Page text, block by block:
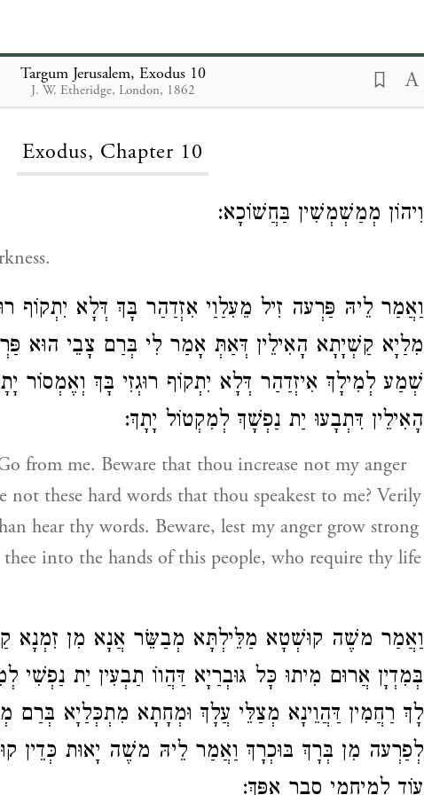
Targum Jerusalem, Exodus 10
J. W. Etheridge, London, 1862
Loading...
Exodus, Chapter 10
וִיהוֹן מְמַשְׁמְשִׁין בַּחֲשׁוֹכָא:
וַאֲמַר לֵיהּ פַּרְעה זִיל מֵעִלַוַי אִזְדַהַר בָּךְ דְּלָא יִתְקוֹף
מִלַיָא קַשְׁיָתָא הָאִילֵין דְּאַתְּ אָמַר לִי בְּרַם צָבֵי הוּא
שְׁמַע לְמִילָךְ אִיזְדַהַר דְּלָא יִתְקוֹף רוּגְזִי בָּךְ וְאֶמְסוֹר
הָאִילֵין דִּתְבָעוּ יַת נַפְשָׁךְ לְמִקְטוֹל יָתָךְ:
from me. Beware that thou increase not my anger
not these hard words that thou speakest to me? Verily
hear thy words. Beware, lest my anger grow strong
into the hands of this people, who require thy life
וַאֲמַר משֶׁה קוּשְׁטָא מַלֵּילְתָּא מְבַשֵּׂר אֲנָא מִן זִמְנָא
בְּמִדְיָן אֲרוּם מִיתוּ כָּל גּוּבְרַיָא דַּהֲווֹ תַבְעִין יַת נַפְשִׁי
לָךְ רַחֲמִין דַּהֲוֵינָא מְצַלֵּי עֲלָךְ וּמְחָתָא מִתְכְּלַיָא בְּרַם
לְפַרְעה מִן בְּרָךְ בּוּכְרָךְ וַאֲמַר לֵיהּ משֶׁה יָאוּת כְּדֵין